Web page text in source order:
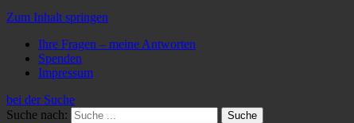
Zum Inhalt springen
Ihre Fragen – meine Antworten
Spenden
Impressum
bei der Suche
Suche nach: